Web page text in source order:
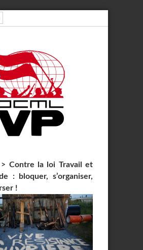
> Contre la loi Travail et
: bloquer, s’organiser,
!